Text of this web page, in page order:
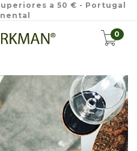
a 50 € - Portugal
0